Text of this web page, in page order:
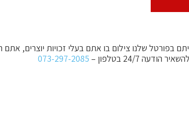
בפורטל שלנו צילום בו אתם בעלי זכויות יוצרים,
הודעה 24/7 בטלפון – 073-297-2085